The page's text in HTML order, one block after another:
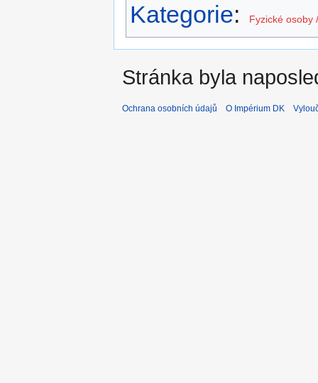
Kategorie: Fyzické osoby
Stránka byla
Ochrana osobních údajů O Impérium DK